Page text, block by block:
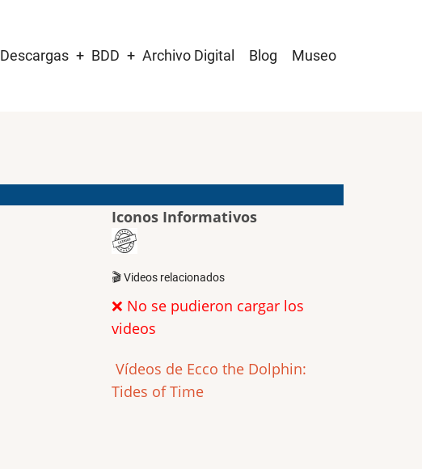
Descargas BDD Archivo Digital Blog Museo
Iconos Informativos
🎬 Videos relacionados
❌ No se pudieron cargar los
videos
Vídeos de Ecco the Dolphin:
Tides of Time